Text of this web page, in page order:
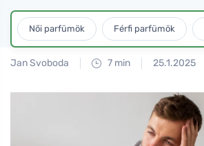
Női parfümök Férfi parfümök
Jan Svoboda 7 min 25.1.2025